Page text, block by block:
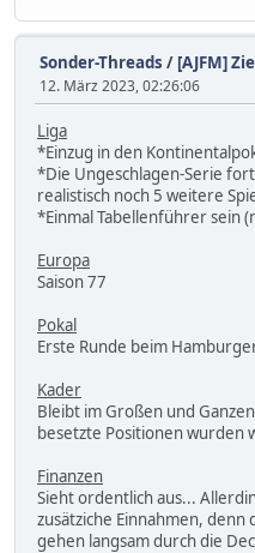
Sonder-Threads / [AJFM]
12. März 2023, 02:26:06
Liga
*Einzug in den
*Die Ungeschlagen-Serie
realistisch noch 5 weitere
*Einmal Tabellenführer sein
Europa
Saison 77
Pokal
Erste Runde beim
Kader
Bleibt im Großen und
besetzte Positionen wurden
Finanzen
Sieht ordentlich aus...
zusätziche Einnahmen,
gehen langsam durch die